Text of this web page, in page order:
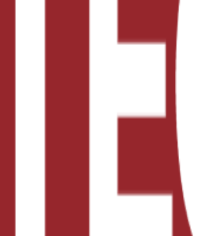
PepsiCo México y
de los derechos de la
de Oaxaca tengan acceso al